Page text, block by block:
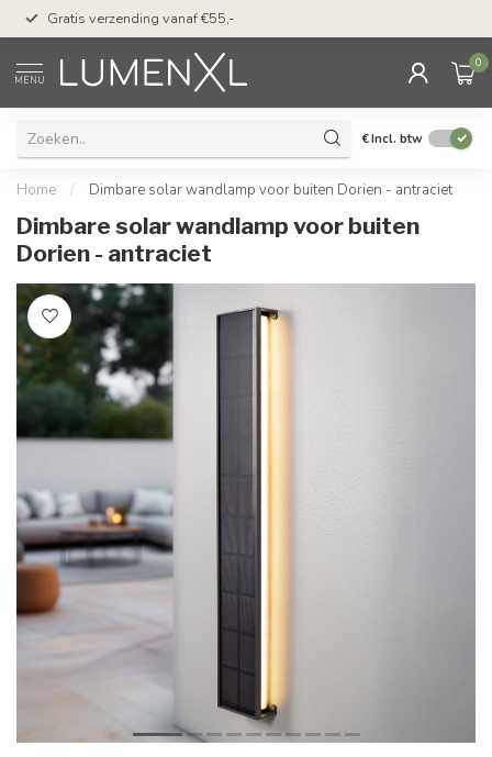
Gratis verzending vanaf €55,-
MENU
0
€Incl. btw
Home / Dimbare solar wandlamp voor buiten Dorien - antraciet
Dimbare solar wandlamp voor buiten
Dorien - antraciet